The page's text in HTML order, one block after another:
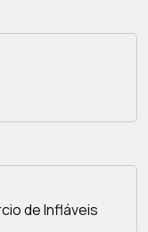
de Infláveis